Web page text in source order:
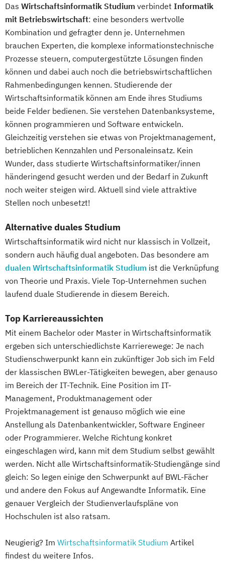
Das Wirtschaftsinformatik Studium verbindet Informatik
mit Betriebswirtschaft: eine besonders wertvolle
Kombination und gefragter denn je. Unternehmen
brauchen Experten, die komplexe informationstechnische
Prozesse steuern, computergestützte Lösungen finden
können und dabei auch noch die betriebswirtschaftlichen
Rahmenbedingungen kennen. Studierende der
Wirtschaftsinformatik können am Ende ihres Studiums
beide Felder bedienen. Sie verstehen Datenbanksysteme,
können programmieren und Software entwickeln.
Gleichzeitig verstehen sie etwas von Projektmanagement,
betrieblichen Kennzahlen und Personaleinsatz. Kein
Wunder, dass studierte Wirtschaftsinformatiker/innen
händeringend gesucht werden und der Bedarf in Zukunft
noch weiter steigen wird. Aktuell sind viele attraktive
Stellen noch unbesetzt!
Alternative duales Studium
Wirtschaftsinformatik wird nicht nur klassisch in Vollzeit,
sondern auch häufig dual angeboten. Das besondere am
dualen Wirtschaftsinformatik Studium ist die Verknüpfung
von Theorie und Praxis. Viele Top-Unternehmen suchen
laufend duale Studierende in diesem Bereich.
Top Karriereaussichten
Mit einem Bachelor oder Master in Wirtschaftsinformatik
ergeben sich unterschiedlichste Karrierewege: Je nach
Studienschwerpunkt kann ein zukünftiger Job sich im Feld
der klassischen BWLer-Tätigkeiten bewegen, aber genauso
im Bereich der IT-Technik. Eine Position im IT-
Management, Produktmanagement oder
Projektmanagement ist genauso möglich wie eine
Anstellung als Datenbankentwickler, Software Engineer
oder Programmierer. Welche Richtung konkret
eingeschlagen wird, kann mit dem Studium selbst gewählt
werden. Nicht alle Wirtschaftsinformatik-Studiengänge sind
gleich: So legen einige den Schwerpunkt auf BWL-Fächer
und andere den Fokus auf Angewandte Informatik. Eine
genauer Vergleich der Studienverlaufspläne von
Hochschulen ist also ratsam.
Neugierig? Im Wirtschaftsinformatik Studium Artikel
findest du weitere Infos.